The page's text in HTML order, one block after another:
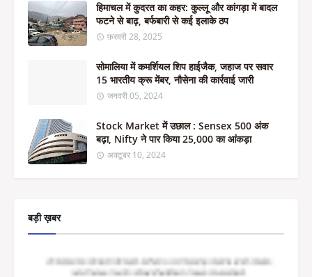
हिमाचल में कुदरत का कहर: कुल्लू और कांगड़ा में बादल
फटने से बाढ़, बर्फबारी से कई इलाके ठप
फ़रवरी 28, 2025
सोमालिया में कमर्शियल शिप हाईजैक, जहाज पर सवार
15 भारतीय क्रू मेंबर, नौसेना की कार्रवाई जारी
जनवरी 05, 2024
Stock Market में उछाल : Sensex 500 अंक
बढ़ा, Nifty ने पार किया 25,000 का आंकड़ा
अक्टूबर 10, 2024
बड़ी ख़बर